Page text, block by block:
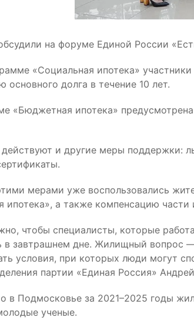
на форуме Единой России
«Социальная ипотека»
основного долга в течение 10 лет.
«Бюджетная ипотека»
и другие меры поддержки:
мерами уже воспользовались
ипотека», а также компенсацию части
чтобы специалисты, которые
в завтрашнем дне. Жилищный вопрос
условия, при которых люди могут
партии «Единая Россия»
в Подмосковье за 2021–2025 годы
ученые.